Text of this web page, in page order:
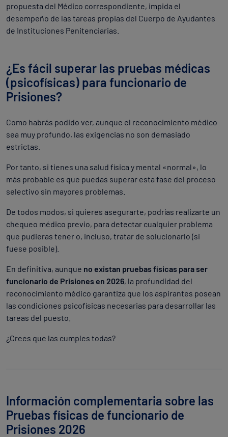
propuesta del Médico correspondiente, impida el
desempeño de las tareas propias del Cuerpo de Ayudantes
de Instituciones Penitenciarias.
¿Es fácil superar las pruebas médicas
(psicofísicas) para funcionario de
Prisiones?
Como habrás podido ver, aunque el reconocimiento médico
sea muy profundo, las exigencias no son demasiado
estrictas.
Por tanto, si tienes una salud física y mental «normal», lo
más probable es que puedas superar esta fase del proceso
selectivo sin mayores problemas.
De todos modos, si quieres asegurarte, podrías realizarte un
chequeo médico previo, para detectar cualquier problema
que pudieras tener o, incluso, tratar de solucionarlo (si
fuese posible).
En definitiva, aunque no existan pruebas físicas para ser
funcionario de Prisiones en 2026, la profundidad del
reconocimiento médico garantiza que los aspirantes posean
las condiciones psicofísicas necesarias para desarrollar las
tareas del puesto.
¿Crees que las cumples todas?
Información complementaria sobre las
Pruebas físicas de funcionario de
Prisiones 2026